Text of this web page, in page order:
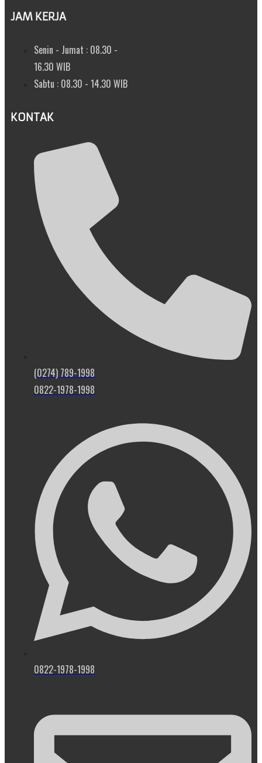
JAM KERJA
Senin - Jumat : 08.30 -
16.30 WIB
Sabtu : 08.30 - 14.30 WIB
KONTAK
(0274) 789-1998
0822-1978-1998
0822-1978-1998